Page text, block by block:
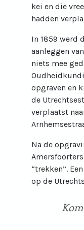
kei en die
hadden
In 1859 werd
aanleggen
niets mee
opgraven en
de
verplaatst
Na de
“trekken”.
op de